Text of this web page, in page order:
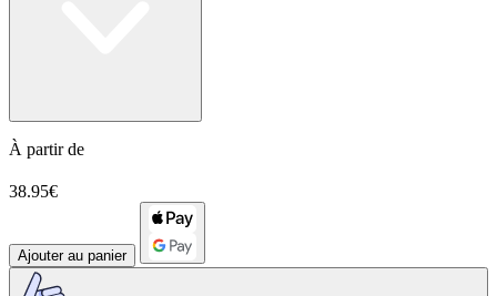
À partir de
38.95€
Ajouter au panier